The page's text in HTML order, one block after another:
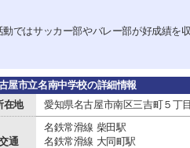
ではサッカー部やバレー部が好成績を
屋市立名南中学校の詳細情報
在地
愛知県名古屋市南区三吉町５丁
通
名鉄常滑線 柴田駅
名鉄常滑線 大同町駅